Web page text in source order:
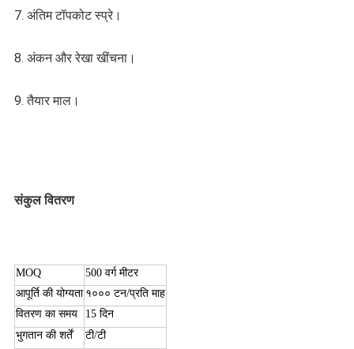
7. अंतिम टॉपकोट स्प्रे।
8. अंकन और रेखा खींचना।
9. तैयार माल।
संकुल वितरण
MOQ
500 वर्ग मीटर
आपूर्ति की योग्यता १००० टन/प्रति माह
वितरण का समय
15 दिन
भुगतान की शर्तें
टी/टी